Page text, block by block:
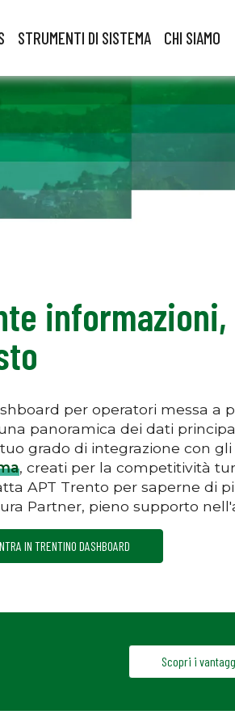
STRUMENTI DI SISTEMA CHI SIAMO
per operatori messa a
panoramica dei dati
grado di integrazione con gli
, creati per la competitività
APT Trento per saperne di
Partner, pieno supporto
IN TRENTINO DASHBOARD
Scopri i